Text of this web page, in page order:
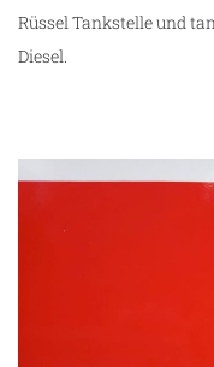
Rüssel Tankstelle und
Diesel.